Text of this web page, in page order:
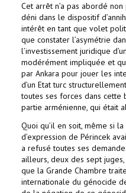
Cet arrêt n’a pas abordé
déni dans le dispositif
intérêt en tant que volet
que constater l’asymétrie
l’investissement juridique
modérément impliquée et
par Ankara pour jouer les
d’un Etat turc
toutes ses forces dans cette
partie arménienne, qui était
Quoi qu’il en soit, même si
d’expression de Périncek
a refusé toutes ses
ailleurs, deux des sept
que la Grande Chambre
internationale du génocide